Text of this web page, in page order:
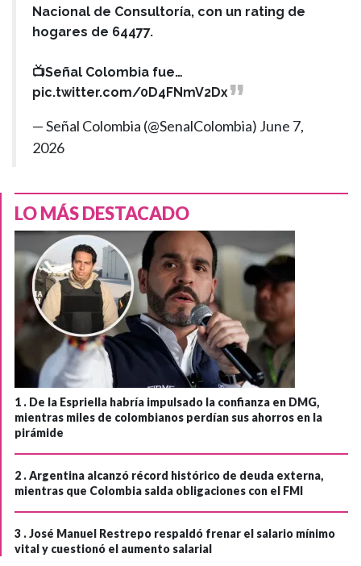
Nacional de Consultoría, con un rating de
hogares de 64477.
📺Señal Colombia fue…
pic.twitter.com/0D4FNmV2Dx
— Señal Colombia (@SenalColombia) June 7,
2026
LO MÁS DESTACADO
1 . De la Espriella habría impulsado la confianza en DMG,
mientras miles de colombianos perdían sus ahorros en la
pirámide
2 .Argentina alcanzó récord histórico de deuda externa,
mientras que Colombia salda obligaciones con el FMI
3 .José Manuel Restrepo respaldó frenar el salario mínimo
vital y cuestionó el aumento salarial